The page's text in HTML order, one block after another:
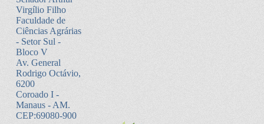
Virgílio Filho
Faculdade de
Ciências Agrárias
- Setor Sul -
Bloco V
Av. General
Rodrigo Octávio,
6200
Coroado I -
Manaus - AM.
CEP:69080-900